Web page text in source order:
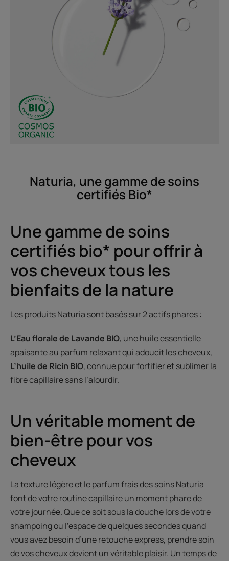
Naturia, une gamme de soins
certifiés Bio*
Une gamme de soins
certifiés bio* pour offrir à
vos cheveux tous les
bienfaits de la nature
Les produits Naturia sont basés sur 2 actifs phares :
L’Eau florale de Lavande BIO, une huile essentielle
apaisante au parfum relaxant qui adoucit les cheveux,
L’huile de Ricin BIO, connue pour fortifier et sublimer la
fibre capillaire sans l’alourdir.
Un véritable moment de
bien-être pour vos
cheveux
La texture légère et le parfum frais des soins Naturia
font de votre routine capillaire un moment phare de
votre journée. Que ce soit sous la douche lors de votre
shampoing ou l’espace de quelques secondes quand
vous avez besoin d’une retouche express, prendre soin
de vos cheveux devient un véritable plaisir. Un temps de